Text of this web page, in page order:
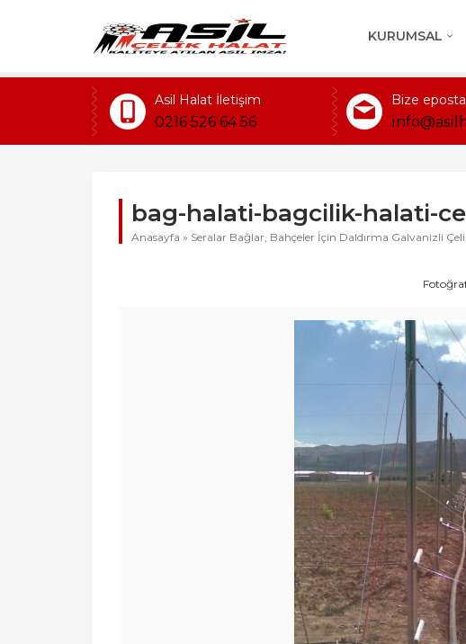
KURUMSAL
Asil Halat İletişim
0216 526 64 56
Bize
bag-halati-bagcilik-halati-
Anasayfa » Seralar Bağlar, Bahçeler İçin Daldırma Galvanizli